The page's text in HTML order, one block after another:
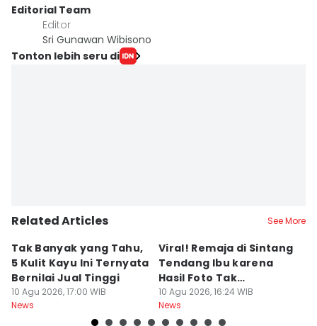
Editorial Team
Editor
Sri Gunawan Wibisono
Tonton lebih seru di
Related Articles See More
Tak Banyak yang Tahu,
5 Kulit Kayu Ini Ternyata
Bernilai Jual Tinggi
10 Agu 2026, 17:00 WIB
News
Viral! Remaja di Sintang
Tendang Ibu karena
Hasil Foto Tak
Memuaskan
10 Agu 2026, 16:24 WIB
News